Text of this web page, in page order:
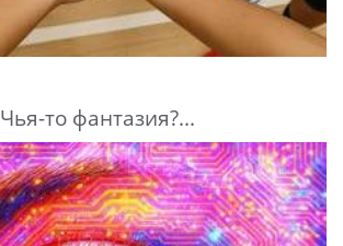
Чья-то фантазия?...